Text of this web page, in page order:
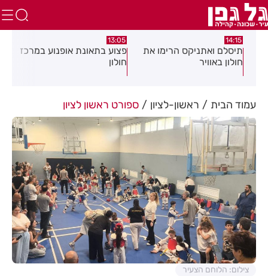
14:15
תיסלם ואתניקס הרימו את
חולון באוויר
13:05
פצוע בתאונת אופנוע במרכז
חולון
עמוד הבית ראשון-לציון ספורט ראשון לציון
צילום: הלוחם הצעיר